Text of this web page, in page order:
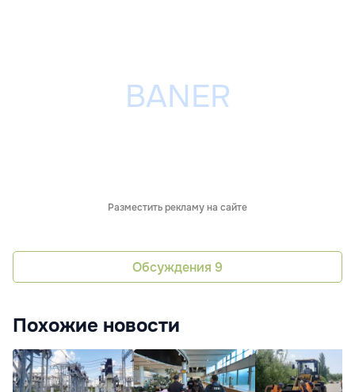
Разместить рекламу на сайте
Обсуждения 9
Похожие новости